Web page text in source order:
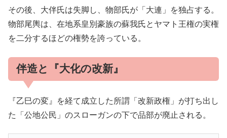
その後、大伴氏は失脚し、物部氏が「大連」を独占する。
物部尾輿は、在地系皇別豪族の蘇我氏とヤマト王権の実権
を二分するほどの権勢を誇っている。
伴造と『大化の改新』
『乙巳の変』を経て成立した所謂「改新政権」が打ち出し
た「公地公民」のスローガンの下で品部が廃止される。